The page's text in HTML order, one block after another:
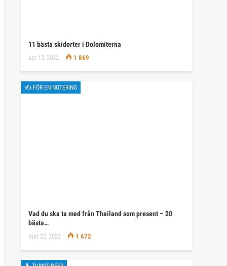
11 bästa skidorter i Dolomiterna
apr 13, 2022 1 869
✍ FÖR EN NOTERING
Vad du ska ta med från Thailand som present – 20
bästa…
mar 22, 2022 1 672